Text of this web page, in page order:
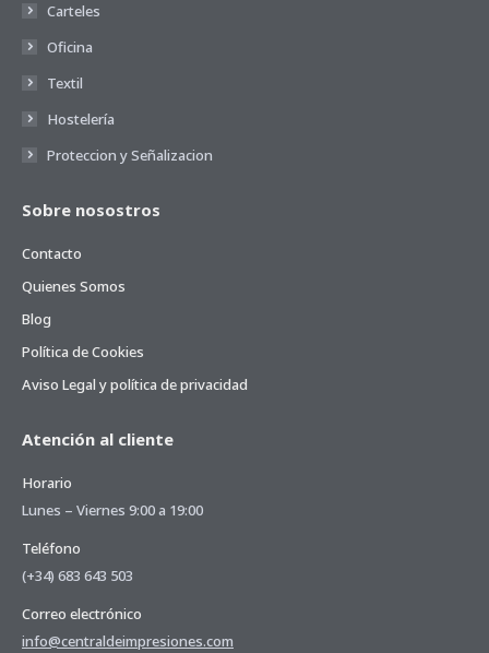
Carteles
Oficina
Textil
Hostelería
Proteccion y Señalizacion
Sobre nosostros
Contacto
Quienes Somos
Blog
Política de Cookies
Aviso Legal y política de privacidad
Atención al cliente
Horario
Lunes – Viernes 9:00 a 19:00
Teléfono
(+34) 683 643 503
Correo electrónico
info@centraldeimpresiones.com